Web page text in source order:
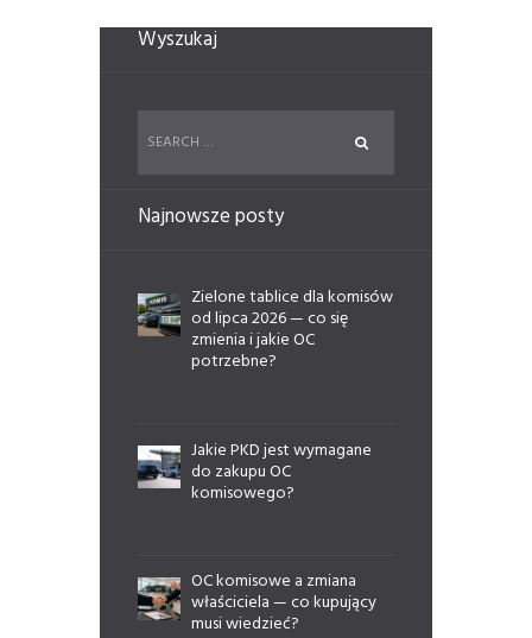
Wyszukaj
Najnowsze posty
Zielone tablice dla komisów
od lipca 2026 — co się
zmienia i jakie OC
potrzebne?
Jakie PKD jest wymagane
do zakupu OC
komisowego?
OC komisowe a zmiana
właściciela — co kupujący
musi wiedzieć?